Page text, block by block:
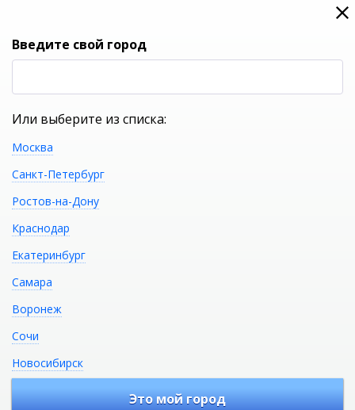
0
Каменные овальные ванны в
Екатеринбурге
Введите свой город
Или выберите из списка:
Москва
Санкт-Петербург
Ростов-на-Дону
Краснодар
Екатеринбург
Самара
Воронеж
Сочи
Новосибирск
Это мой город